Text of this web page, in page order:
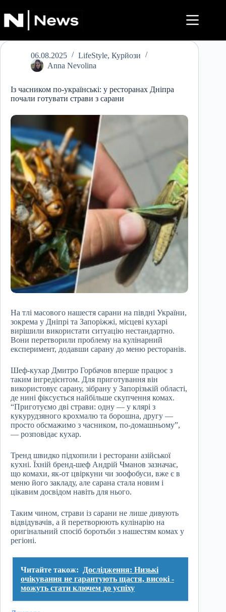
до
вмісту
06.08.2025 LifeStyle, Курйози
Anna Nevolina
Із часником по-українські: у ресторанах Дніпра
почали готувати страви з сарани
На тлі масового нашестя сарани на півдні України,
зокрема у Дніпрі та Запоріжжі, місцеві кухарі
вирішили використати ситуацію нестандартно.
Вони перетворили проблему на кулінарний
експеримент, додавши сарану до меню ресторанів.
Шеф-кухар Дмитро Горбачов вперше працює з
таким інгредієнтом. Для приготування він
використовує сарану, зібрану у Запорізькій області,
де нині фіксується найбільше скупчення комах.
“Приготуємо дві страви: одну — у клярі з
кукурудзяного крохмалю та борошна, другу —
просто обсмажимо з часником, по-домашньому”,
— розповідає кухар.
Тренд швидко підхопили і ресторани азійської
кухні. Їхній бренд-шеф Андрій Чманов зазначає,
що комахи, як-от цвіркуни чи зоофобуси, вже є в
меню його закладу, але сарана стала новим і
цікавим досвідом навіть для нього.
Таким чином, страви із сарани не лише дивують
відвідувачів, а й перетворюють кулінарію на
оригінальний спосіб боротьби з нашестям комах у
регіоні.
Читайте також:
Дослідження: Низькі
очікування не гарантують щастя, високі -
можуть стати ключем до успіху